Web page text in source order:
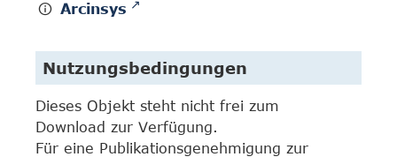
Arcinsys
Nutzungsbedingungen
Dieses Objekt steht nicht frei zum
Download zur Verfügung.
Für eine Publikationsgenehmigung zur